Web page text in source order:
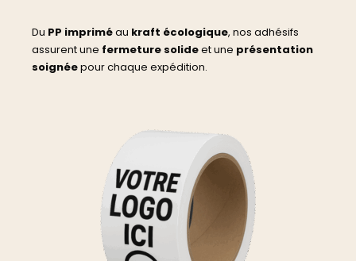
Du PP impriméau kraft écologique, nos adhésifs
assurent une fermeture solideet une présentation
soignéepour chaque expédition.